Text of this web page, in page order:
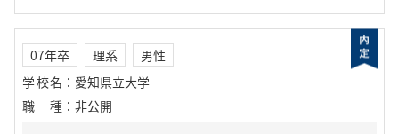
07年卒 理系
男性
学校名 ： 愛知県立大学
職種 ： 非公開